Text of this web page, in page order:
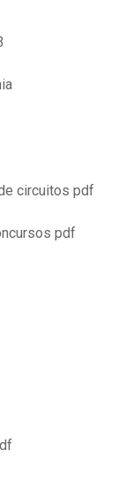
circuitos pdf
pdf